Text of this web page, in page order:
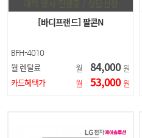
[바디프랜드] 팔콘N
BFH-4010
월 렌탈료 월 84,000 원
카드혜택가
월 53,000 원